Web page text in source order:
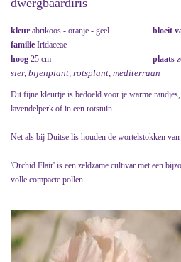
dwergbaardiris
kleur abrikoos - oranje - geel bloeit
familie Iridaceae
hoog 25 cm plaats
sier, bijenplant, rotsplant, mediterraan
Dit fijne kleurtje is bedoeld voor je warme
lavendelperk of in een rotstuin.
Net als bij Duitse lis houden de wortelstokken van
'Orchid Flair' is een zeldzame cultivar met een
volle compacte pollen.